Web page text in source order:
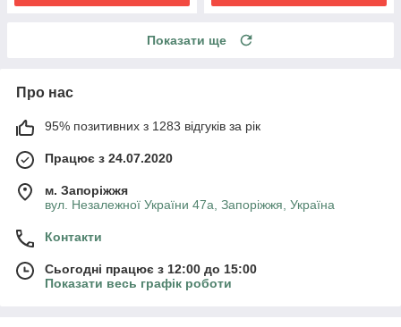
Показати ще
Про нас
95% позитивних з 1283 відгуків за рік
Працює з 24.07.2020
м. Запоріжжя
вул. Незалежної України 47а, Запоріжжя, Україна
Контакти
Сьогодні працює з 12:00 до 15:00
Показати весь графік роботи